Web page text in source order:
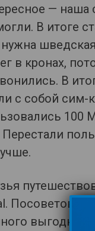
— наша
В итоге
нужна
в кронах,
В
с собой сим-
100
Посоветовали
выгоднее